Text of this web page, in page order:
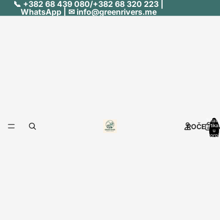
📞 +382 68 439 080/+382 68 320 223 |
WhatsApp | ✉ info@greenrivers.me
POČETNA
u
korpi: